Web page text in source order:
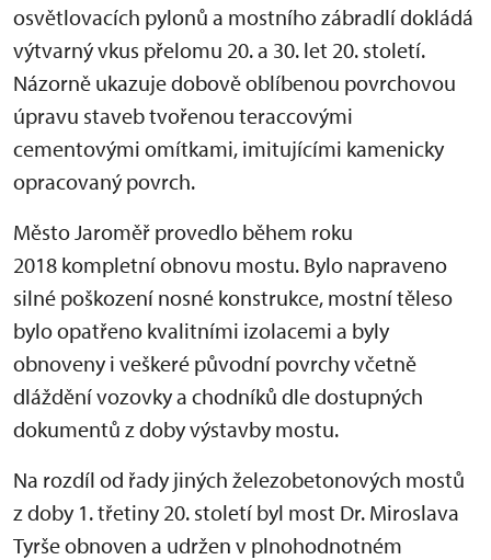
osvětlovacích pylonů a mostního zábradlí dokládá
výtvarný vkus přelomu 20. a 30. let 20. století.
Názorně ukazuje dobově oblíbenou povrchovou
úpravu staveb tvořenou teraccovými
cementovými omítkami, imitujícími kamenicky
opracovaný povrch.
Město Jaroměř provedlo během roku
2018 kompletní obnovu mostu. Bylo napraveno
silné poškození nosné konstrukce, mostní těleso
bylo opatřeno kvalitními izolacemi a byly
obnoveny i veškeré původní povrchy včetně
dláždění vozovky a chodníků dle dostupných
dokumentů z doby výstavby mostu.
Na rozdíl od řady jiných železobetonových mostů
z doby 1. třetiny 20. století byl most Dr. Miroslava
Tyrše obnoven a udržen v plnohodnotném